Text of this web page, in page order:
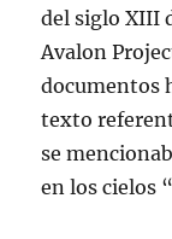
del siglo XIII
Avalon
documentos
texto
se
en los cielos